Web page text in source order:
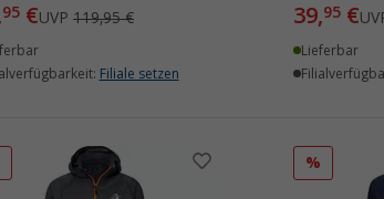
95 €UVP119,95 €
Filiale setzen
39,95€
Lieferbar
%